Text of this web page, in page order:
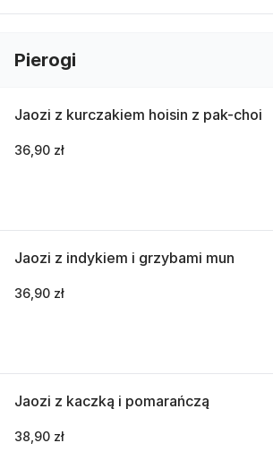
Pierogi
Jaozi z kurczakiem hoisin z pak-choi
36,90 zł
Jaozi z indykiem i grzybami mun
36,90 zł
Jaozi z kaczką i pomarańczą
38,90 zł